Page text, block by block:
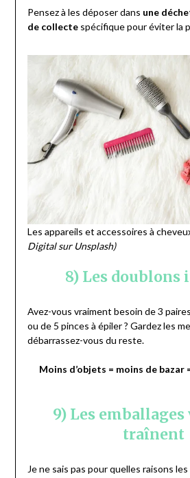
Pensez à les déposer dans une
de collectespécifique pour éviter la
Les appareils et accessoires à
Digital sur Unsplash)
8) Les doublons
Avez-vous vraiment besoin de 3
ou de 5 pinces à épiler ? Gardez les
débarrassez-vous du reste.
Moins d’objets = moins de bazar
9) Les
traînent
Je ne sais pas pour quelles raisons